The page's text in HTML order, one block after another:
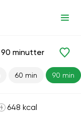
minutter
60 min 90 min
648 kcal